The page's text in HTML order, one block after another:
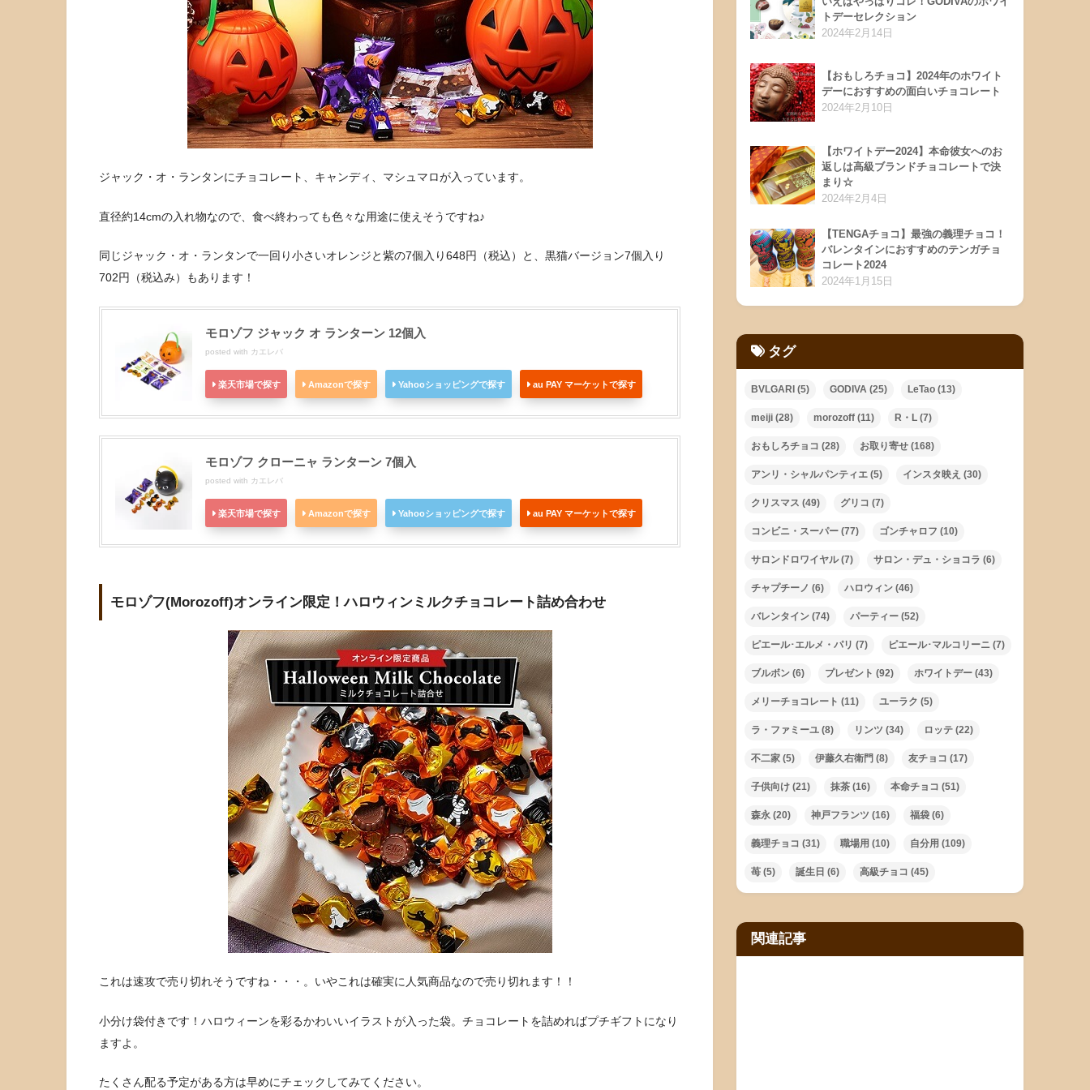
ジャック・オ・ランタンにチョコレート、キャンディ、マシュマロが入っています。
直径約14cmの入れ物なので、食べ終わっても色々な用途に使えそうですね♪
同じジャック・オ・ランタンで一回り小さいオレンジと紫の7個入り648円（税込）と、黒猫バージョン7個入り
702円（税込み）もあります！
モロゾフ ジャック オ ランターン 12個入
posted with カエレバ
楽天市場で探す Amazonで探す Yahooショッピングで探す au PAY マーケットで探す
モロゾフ クローニャ ランターン 7個入
posted with カエレバ
楽天市場で探す Amazonで探す Yahooショッピングで探す au PAY マーケットで探す
モロゾフ(Morozoff)オンライン限定！ハロウィンミルクチョコレート詰め合わせ
これは速攻で売り切れそうですね・・・。いやこれは確実に人気商品なので売り切れます！！
小分け袋付きです！ハロウィーンを彩るかわいいイラストが入った袋。チョコレートを詰めればプチギフトになり
ますよ。
たくさん配る予定がある方は早めにチェックしてみてください。
トデーセレクション
2024年2月14日
【おもしろチョコ】2024年のホワイト
デーにおすすめの面白いチョコレート
2024年2月10日
【ホワイトデー2024】本命彼女へのお
返しは高級ブランドチョコレートで決
まり☆
2024年2月4日
【TENGAチョコ】最強の義理チョコ！
バレンタインにおすすめのテンガチョ
コレート2024
2024年1月15日
タグ
BVLGARI (5) GODIVA (25) LeTao (13)
meiji (28) morozoff (11) R・L (7)
おもしろチョコ (28) お取り寄せ (168)
アンリ・シャルパンティエ (5) インスタ映え (30)
クリスマス (49) グリコ (7)
コンビニ・スーパー (77) ゴンチャロフ (10)
サロンドロワイヤル(7) サロン・デュ・ショコラ (6)
チャプチーノ (6) ハロウィン (46)
バレンタイン (74) パーティー (52)
ピエール･エルメ・パリ (7) ピエール･マルコリーニ (7)
ブルボン (6) プレゼント (92) ホワイトデー (43)
メリーチョコレート (11) ユーラク (5)
ラ・ファミーユ (8) リンツ (34) ロッテ (22)
不二家 (5) 伊藤久右衛門 (8) 友チョコ (17)
子供向け (21) 抹茶 (16) 本命チョコ (51)
森永 (20) 神戸フランツ (16) 福袋 (6)
義理チョコ (31) 職場用 (10) 自分用 (109)
苺 (5) 誕生日 (6) 高級チョコ (45)
関連記事